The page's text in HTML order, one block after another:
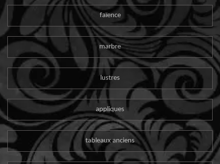
faïence
marbre
lustres
appliques
tableaux anciens